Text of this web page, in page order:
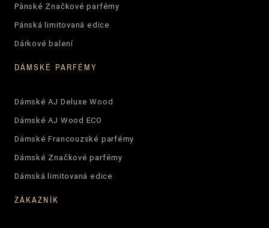
Pánské Značkové parfémy
Pánská limitovaná edice
Dárkové balení
DÁMSKÉ PARFÉMY
Dámské AJ Deluxe Wood
Dámské AJ Wood ECO
Dámské Francouzské parfémy
Dámské Značkové parfémy
Dámská limitovaná edice
ZÁKAZNÍK